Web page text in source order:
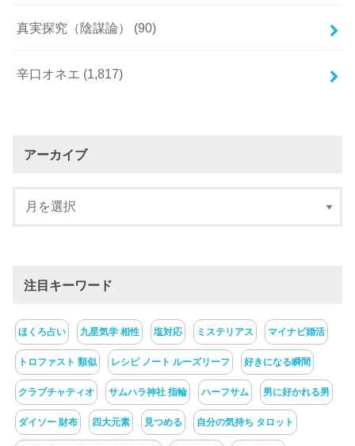
真実探究（陰謀論） (90)
辛口オネエ (1,817)
アーカイブ
注目キーワード
ほくろ占い 九星気学 相性 塩対応 ミステリアス マイナビ婚活
トロファスト 類似 レシピ ノート ルーズリーフ 好きになる瞬間
クラブチャティオ サムハラ神社 指輪 ハーフサム 男に好かれる男
ダイソー 財布 四大元素 見つめる 自分の気持ち タロット